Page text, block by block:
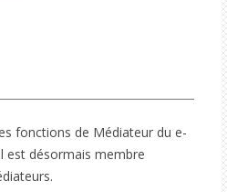
fonctions de Médiateur du e-
est désormais membre